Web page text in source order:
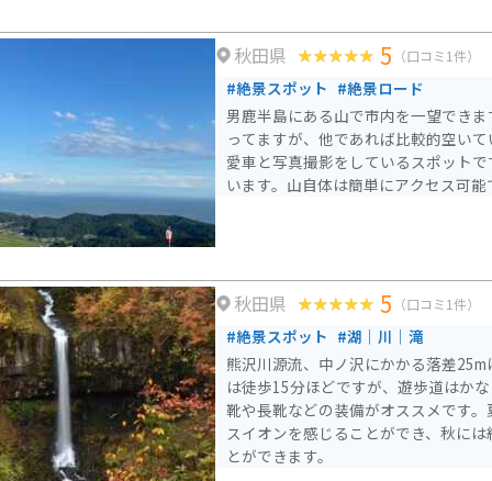
いスポットを楽しめます。特に「神
しい景勝地です。散策は「飯村少年
はいくつかの岩や滝が点在します。 遊歩道は子連れでも歩きや
すいですが、服装は歩きやすいもの
旬～4月中旬は冬季通行止めとなりま
最寄りの駅からバスは通っていない
ため車でのアクセスが便利です。売
軽食を購入することができます。近
秋田県 5 （口コミ1件）
#絶景スポット #絶景ロード
男鹿半島にある山で市内を一望でき
ってますが、他であれば比較的空い
愛車と写真撮影をしているスポット
います。山自体は簡単にアクセス可能
秋田県 5 （口コミ1件）
#絶景スポット #湖｜川｜滝
熊沢川源流、中ノ沢にかかる落差
は徒歩15分ほどですが、遊歩道はか
靴や長靴などの装備がオススメです
スイオンを感じることができ、秋に
とができます。